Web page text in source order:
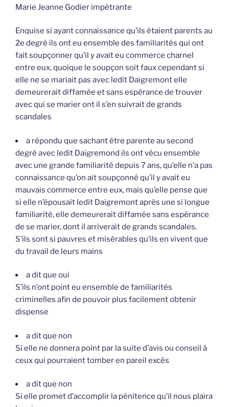
Marie Jeanne Godier impétrante
Enquise si ayant connaissance qu’ils étaient parents au
2e degré ils ont eu ensemble des familiarités qui ont
fait soupçonner qu’il y avait eu commerce charnel
entre eux, quoique le soupçon soit faux cependant si
elle ne se mariait pas avec ledit Daigremont elle
demeurerait diffamée et sans espérance de trouver
avec qui se marier ont il s’en suivrait de grands
scandales
a répondu que sachant être parente au second
degré avec ledit Daigremond ils ont vécu ensemble
avec une grande familiarité depuis 7 ans, qu’elle n’a pas
connaissance qu’on ait soupçonné qu’il y avait eu
mauvais commerce entre eux, mais qu’elle pense que
si elle n’épousait ledit Daigremont après une si longue
familiarité, elle demeurerait diffamée sans espérance
de se marier, dont il arriverait de grands scandales.
S’ils sont si pauvres et misérables qu’ils en vivent que
du travail de leurs mains
a dit que oui
S’ils n’ont point eu ensemble de familiarités
criminelles afin de pouvoir plus facilement obtenir
dispense
a dit que non
Si elle ne donnera point par la suite d’avis ou conseil à
ceux qui pourraient tomber en pareil excès
a dit que non
Si elle promet d’accomplir la pénitence qu’il nous plaira